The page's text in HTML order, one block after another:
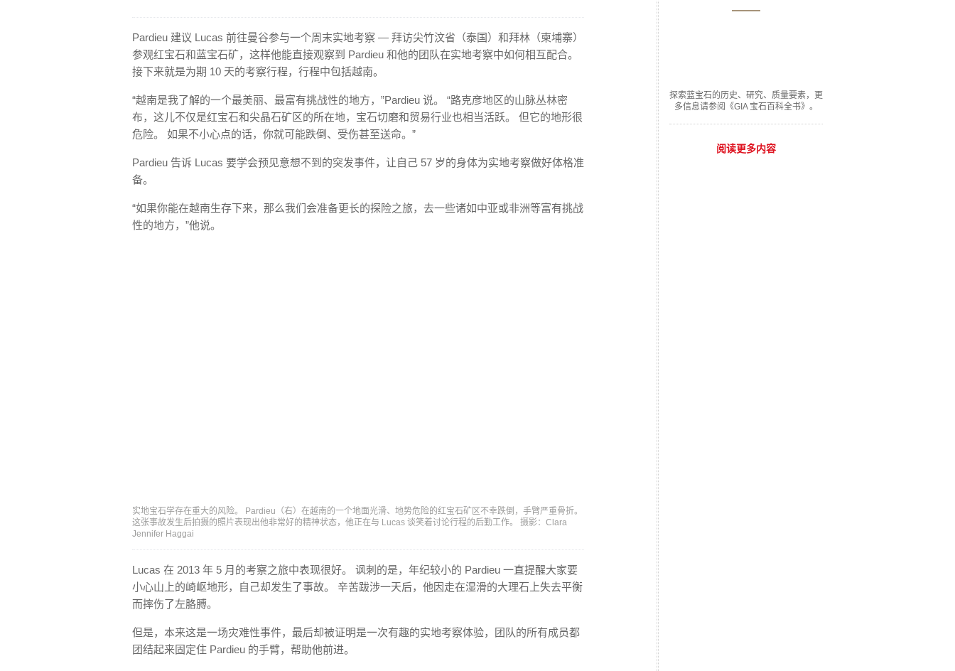
Pardieu 建议 Lucas 前往曼谷参与一个周末实地考察 — 拜访尖竹汶省（泰国）和拜林（柬埔寨）
参观红宝石和蓝宝石矿，这样他能直接观察到 Pardieu 和他的团队在实地考察中如何相互配合。
接下来就是为期 10 天的考察行程，行程中包括越南。
“越南是我了解的一个最美丽、最富有挑战性的地方，”Pardieu 说。 “路克彦地区的山脉丛林密
布，这儿不仅是红宝石和尖晶石矿区的所在地，宝石切磨和贸易行业也相当活跃。 但它的地形很
危险。 如果不小心点的话，你就可能跌倒、受伤甚至送命。”
Pardieu 告诉 Lucas 要学会预见意想不到的突发事件，让自己 57 岁的身体为实地考察做好体格准
备。
“如果你能在越南生存下来，那么我们会准备更长的探险之旅，去一些诸如中亚或非洲等富有挑战
性的地方，”他说。
实地宝石学存在重大的风险。 Pardieu（右）在越南的一个地面光滑、地势危险的红宝石矿区不幸跌倒，手臂严重骨折。
这张事故发生后拍摄的照片表现出他非常好的精神状态，他正在与 Lucas 谈笑着讨论行程的后勤工作。 摄影：Clara
Jennifer Haggai
Lucas 在 2013 年 5 月的考察之旅中表现很好。 讽刺的是，年纪较小的 Pardieu 一直提醒大家要
小心山上的崎岖地形，自己却发生了事故。 辛苦跋涉一天后，他因走在湿滑的大理石上失去平衡
而摔伤了左胳膊。
但是，本来这是一场灾难性事件，最后却被证明是一次有趣的实地考察体验，团队的所有成员都
团结起来固定住 Pardieu 的手臂，帮助他前进。
探索蓝宝石的历史、研究、质量要素，更
多信息请参阅《GIA 宝石百科全书》。
阅读更多内容